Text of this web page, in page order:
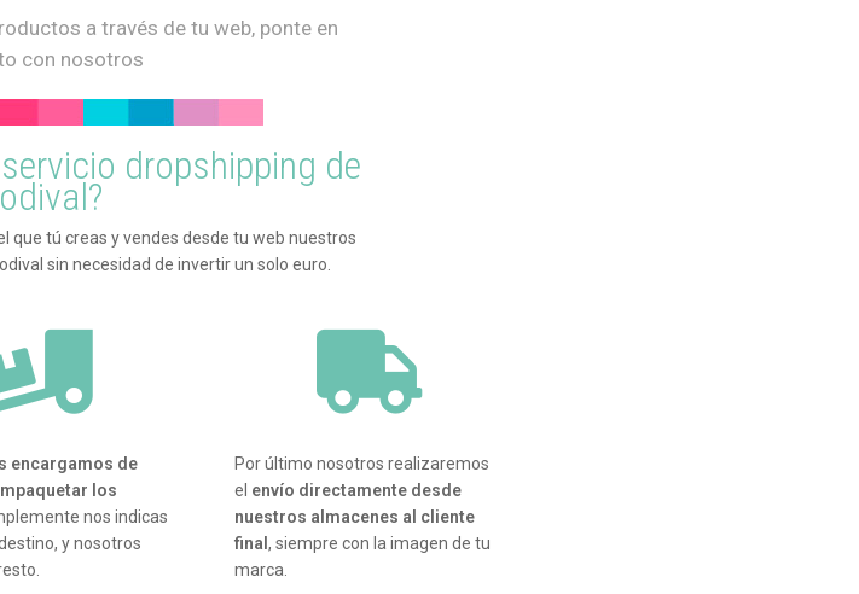
a través de tu web, ponte en
con nosotros
dropshipping de
que tú creas y vendes desde tu web nuestros
sin necesidad de invertir un solo euro.
encargamos de
los
nos indicas
y nosotros
Por último nosotros realizaremos
el envío directamente desde
nuestros almacenes al cliente
final, siempre con la imagen de tu
marca.